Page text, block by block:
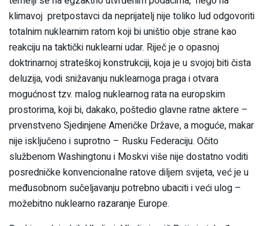
klimavoj pretpostavci da neprijatelj nije toliko lud odgovoriti
totalnim nuklearnim ratom koji bi uništio obje strane kao
reakciju na taktički nuklearni udar. Riječ je o opasnoj
doktrinarnoj strateškoj konstrukciji, koja je u svojoj biti čista
deluzija, vodi snižavanju nuklearnoga praga i otvara
mogućnost tzv. malog nuklearnog rata na europskim
prostorima, koji bi, dakako, poštedio glavne ratne aktere –
prvenstveno Sjedinjene Američke Države, a moguće, makar
nije isključeno i suprotno – Rusku Federaciju. Očito
službenom Washingtonu i Moskvi više nije dostatno voditi
posredničke konvencionalne ratove diljem svijeta, već je u
međusobnom sučeljavanju potrebno ubaciti i veći ulog –
možebitno nuklearno razaranje Europe.